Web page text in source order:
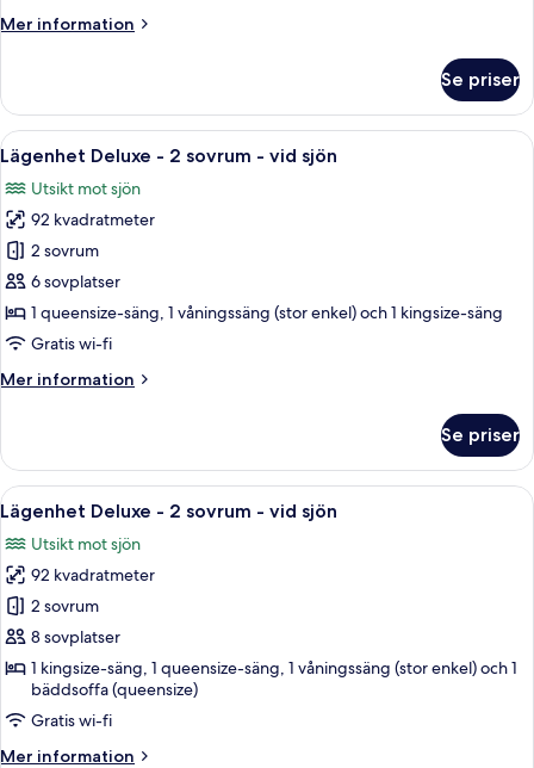
Mer information
Mer
BD
Cabin
#16
Se priser
Öppna
alla
foton
för
Lägenhet
Deluxe
-
2
-
Ett vardagsrum med en soffa i
23
Lägenhet Deluxe - 2 sovrum - vid sjön
Utsikt mot sjön
92 kvadratmeter
2 sovrum
6 sovplatser
1 queensize-säng, 1 våningssäng (stor enkel) och 1 kingsize-säng
Gratis wi-fi
Mer information
Mer
Deluxe
2
sovrum
-
vid
sjön
Se priser
Öppna
alla
foton
för
Lägenhet
Deluxe
-
sovrum
-
Ett vardagsrum med en brun
25
Lägenhet Deluxe - 2 sovrum - vid sjön
Utsikt mot sjön
92 kvadratmeter
2 sovrum
8 sovplatser
1 kingsize-säng, 1 queensize-säng, 1 våningssäng (stor enkel) och 1
bäddsoffa (queensize)
Gratis wi-fi
Mer information
Mer